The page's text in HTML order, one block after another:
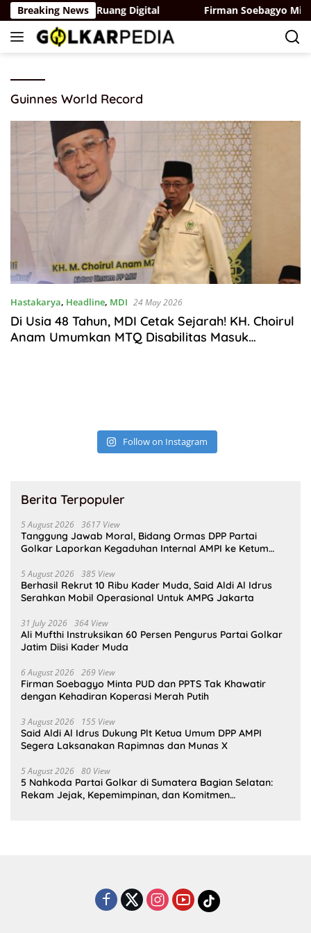
Skip
to
content
Breaking News
Privasi di Ruang Digital Firman Soebagyo
Guinnes World Record
Hastakarya, Headline, MDI 24 May 2026
Di Usia 48 Tahun, MDI Cetak Sejarah! KH. Choirul
Anam Umumkan MTQ Disabilitas Masuk
Follow on Instagram
Berita Terpopuler
5 August 2026 3617 View
Tanggung Jawab Moral, Bidang Ormas DPP Partai
Golkar Laporkan Kegaduhan Internal AMPI ke Ketum
5 August 2026 385 View
Berhasil Rekrut 10 Ribu Kader Muda, Said Aldi Al Idrus
Serahkan Mobil Operasional Untuk AMPG Jakarta
31 July 2026 364 View
Ali Mufthi Instruksikan 60 Persen Pengurus Partai Golkar
Jatim Diisi Kader Muda
6 August 2026 269 View
Firman Soebagyo Minta PUD dan PPTS Tak Khawatir
dengan Kehadiran Koperasi Merah Putih
3 August 2026 155 View
Said Aldi Al Idrus Dukung Plt Ketua Umum DPP AMPI
Segera Laksanakan Rapimnas dan Munas X
5 August 2026 80 View
5 Nahkoda Partai Golkar di Sumatera Bagian Selatan:
Rekam Jejak, Kepemimpinan, dan Komitmen